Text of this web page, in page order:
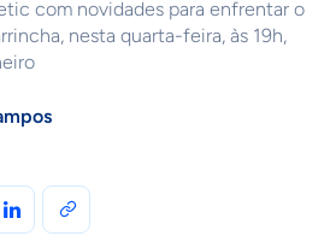
com novidades para enfrentar o
nesta quarta-feira, às 19h,